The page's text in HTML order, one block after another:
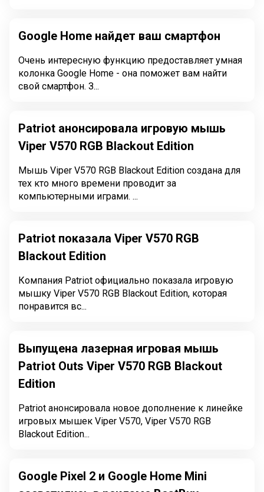
Google Home найдет ваш смартфон
Очень интересную функцию предоставляет умная
колонка Google Home - она поможет вам найти
свой смартфон. З...
Patriot анонсировала игровую мышь
Viper V570 RGB Blackout Edition
Мышь Viper V570 RGB Blackout Edition создана для
тех кто много времени проводит за
компьютерными играми. ...
Patriot показала Viper V570 RGB
Blackout Edition
Компания Patriot официально показала игровую
мышку Viper V570 RGB Blackout Edition, которая
понравится вс...
Выпущена лазерная игровая мышь
Patriot Outs Viper V570 RGB Blackout
Edition
Patriot анонсировала новое дополнение к линейке
игровых мышек Viper V570, Viper V570 RGB
Blackout Edition...
Google Pixel 2 и Google Home Mini